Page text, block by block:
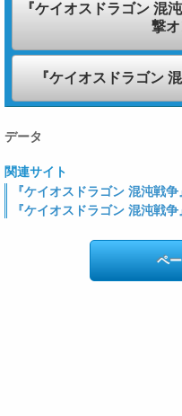
『ケイオスドラゴン 混
撃オ
『ケイオスドラゴン
データ
関連サイト
『ケイオスドラゴン 混沌戦
『ケイオスドラゴン 混沌戦
ペ